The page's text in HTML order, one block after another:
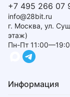
+7 495 266 07
info@28bit.ru
г. Москва, ул.
этаж)
Пн-Пт
Информация